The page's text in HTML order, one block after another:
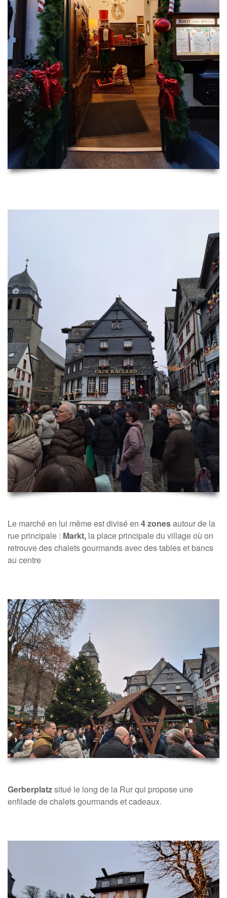
Le marché en lui même est divisé en 4 zonesautour de la
rue principale : Markt, la place principale du village où on
retrouve des chalets gourmands avec des tables et bancs
au centre
Gerberplatzsitué le long de la Rur qui propose une
enfilade de chalets gourmands et cadeaux.